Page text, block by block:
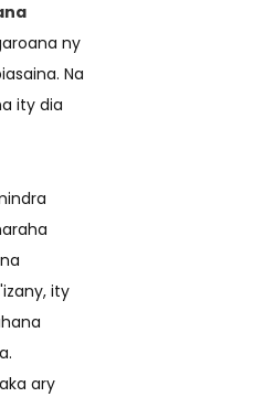
ny
Na
ity dia
ity
ary